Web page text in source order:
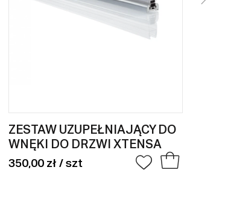
ZESTAW UZUPEŁNIAJĄCY DO
WNĘKI DO DRZWI XTENSA
350,00 zł / szt